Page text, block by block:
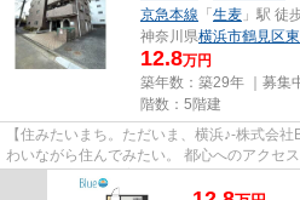
京急本線 「 生麦 」駅 徒
神奈川県横浜市鶴見区
12.8万円
築年数：築29年 ｜募集
階数：5階建
【住みたいまち。ただいま、横浜♪-株式会
わいながら住んでみたい。 都心へのアクセ
びのび充実した子育てを...